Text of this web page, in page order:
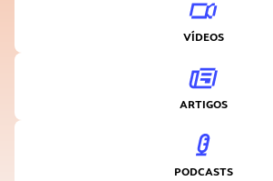
VÍDEOS
ARTIGOS
PODCASTS